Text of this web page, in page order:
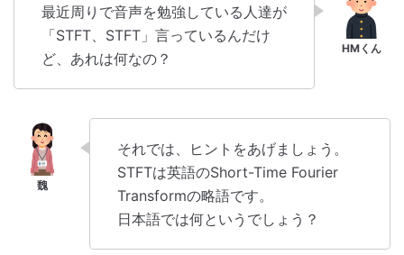
最近周りで音声を勉強している人達が
「STFT、STFT」言っているんだけ
ど、あれは何なの？
それでは、ヒントをあげましょう。
STFTは英語のShort-Time Fourier
Transformの略語です。
日本語では何というでしょう？